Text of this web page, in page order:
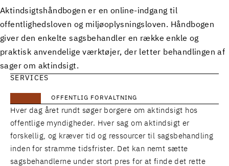
Aktindsigtshåndbogen er en online-indgang til
offentlighedsloven og miljøoplysningsloven. Håndbogen
giver den enkelte sagsbehandler en række enkle og
praktisk anvendelige værktøjer, der letter behandlingen af
sager om aktindsigt.
SERVICES
OFFENTLIG FORVALTNING
Hver dag året rundt søger borgere om aktindsigt hos
offentlige myndigheder. Hver sag om aktindsigt er
forskellig, og kræver tid og ressourcer til sagsbehandling
inden for stramme tidsfrister. Det kan nemt sætte
sagsbehandlerne under stort pres for at finde det rette